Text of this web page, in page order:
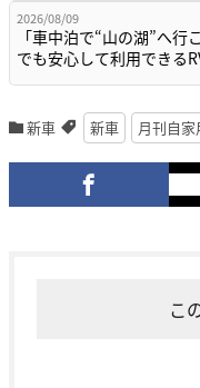
2026/08/09
「車中泊で“山の湖”へ
でも安心して利用できる
新車 新車 月刊自家
こ